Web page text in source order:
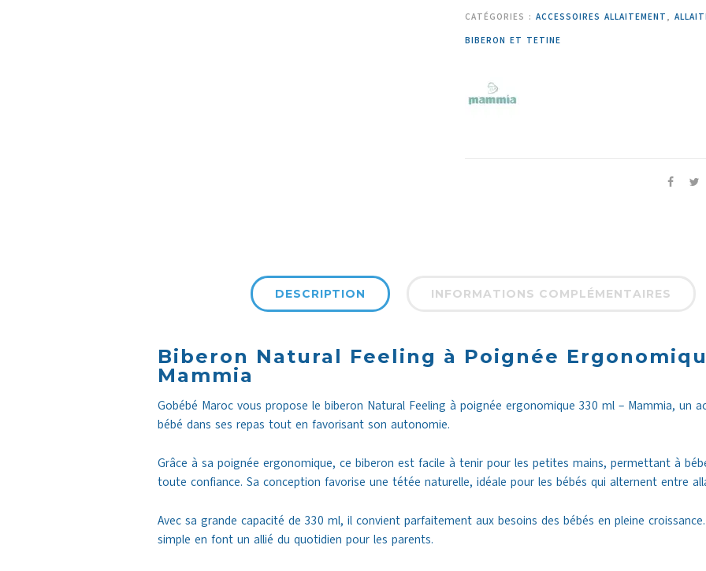
CATÉGORIES : ACCESSOIRES ALLAITEMENT ,
BIBERON ET TETINE
DESCRIPTION INFORMATIONS COMPLÉMENTAIRES
Biberon Natural Feeling à Poignée
Mammia
Gobébé Maroc vous propose le biberon Natural Feeling à poignée ergonomique 330 ml – Mammia, un
bébé dans ses repas tout en favorisant son autonomie.
Grâce à sa poignée ergonomique, ce biberon est facile à tenir pour les petites mains, permettant à
toute confiance. Sa conception favorise une tétée naturelle, idéale pour les bébés qui alternent entre
Avec sa grande capacité de 330 ml, il convient parfaitement aux besoins des bébés en pleine
simple en font un allié du quotidien pour les parents.